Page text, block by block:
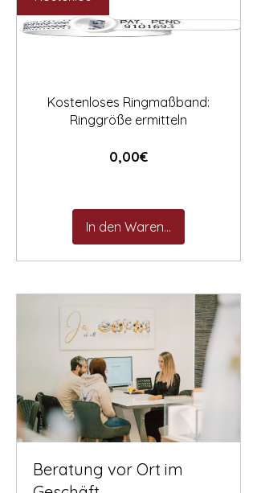
Kostenloses Ringmaßband:
Ringgröße ermitteln
0,00€Preis
In den Warenkorb
Beratung vor Ort im